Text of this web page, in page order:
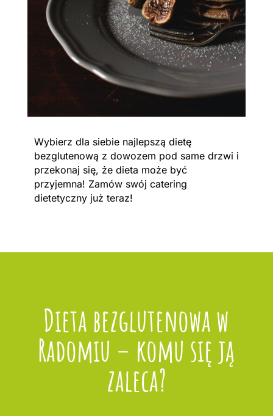
Wybierz dla siebie najlepszą dietę
bezglutenową z dowozem pod same drzwi i
przekonaj się, że dieta może być
przyjemna! Zamów swój catering
dietetyczny już teraz!
Dieta bezglutenowa w
Radomiu – komu się ją
zaleca?